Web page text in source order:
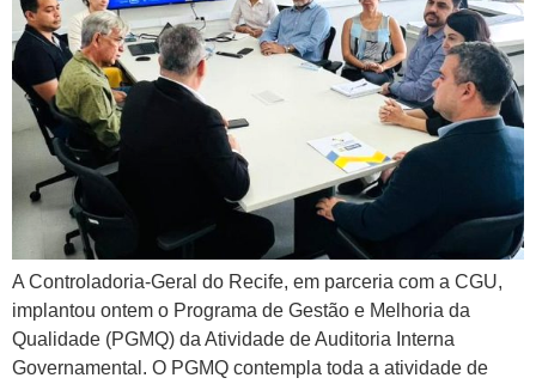
A Controladoria-Geral do Recife, em parceria com a CGU,
implantou ontem o Programa de Gestão e Melhoria da
Qualidade (PGMQ) da Atividade de Auditoria Interna
Governamental. O PGMQ contempla toda a atividade de